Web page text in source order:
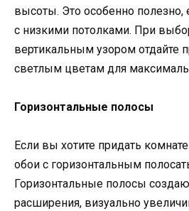
высоты. Это особенно
с низкими потолками. При
вертикальным узором отдайте
светлым цветам для
Горизонтальные полосы
Если вы хотите придать
обои с горизонтальным
Горизонтальные полосы
расширения, визуально